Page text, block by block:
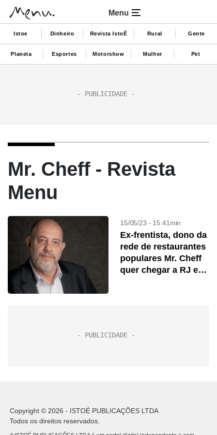
Menu
Istoe Dinheiro Revista IstoÉ Rural Gente
Planeta Esportes Motorshow Mulher Pet
Mr. Cheff - Revista
Menu
15/05/23 - 15:41min
Ex-frentista, dono da
rede de restaurantes
populares Mr. Cheff
quer chegar a RJ e
Copyright © 2026 - ISTOÉ PUBLICAÇÕES LTDA
Todos os direitos reservados.